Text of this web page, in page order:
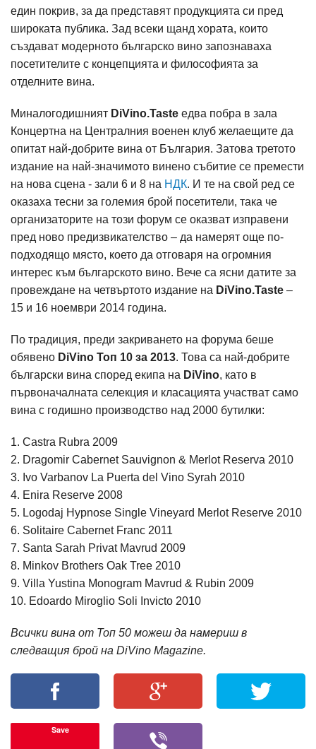
един покрив, за да представят продукцията си пред
широката публика. Зад всеки щанд хората, които
създават модерното българско вино запознаваха
посетителите с концепцията и философията за
отделните вина.
Миналогодишният DiVino.Taste едва побра в зала
Концертна на Централния военен клуб желаещите да
опитат най-добрите вина от България. Затова третото
издание на най-значимото винено събитие се премести
на нова сцена - зали 6 и 8 на НДК. И те на свой ред се
оказаха тесни за големия брой посетители, така че
организаторите на този форум сe оказват изправени
пред ново предизвикателство – да намерят още по-
подходящо място, което да отговаря на огромния
интерес към българското вино. Вече са ясни датите за
провеждане на четвъртото издание на DiVino.Taste –
15 и 16 ноември 2014 година.
По традиция, преди закриването на форума беше
обявено DiVino Топ 10 за 2013. Това са най-добрите
български вина според екипа на DiVino, като в
първоначалната селекция и класацията участват само
вина с годишно производство над 2000 бутилки:
1. Castra Rubra 2009
2. Dragomir Cabernet Sauvignon & Merlot Reserva 2010
3. Ivo Varbanov La Puerta del Vino Syrah 2010
4. Enira Reserve 2008
5. Logodaj Hypnose Single Vineyard Merlot Reserve 2010
6. Solitaire Cabernet Franc 2011
7. Santa Sarah Privat Mavrud 2009
8. Minkov Brothers Oak Tree 2010
9. Villa Yustina Monogram Mavrud & Rubin 2009
10. Edoardo Miroglio Soli Invicto 2010
Всички вина от Топ 50 можеш да намериш в
следващия брой на DiVino Magazine.
Save